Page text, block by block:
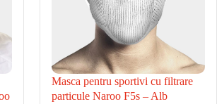
Masca pentru sportivi cu filtrare
particule Naroo F5s – Alb